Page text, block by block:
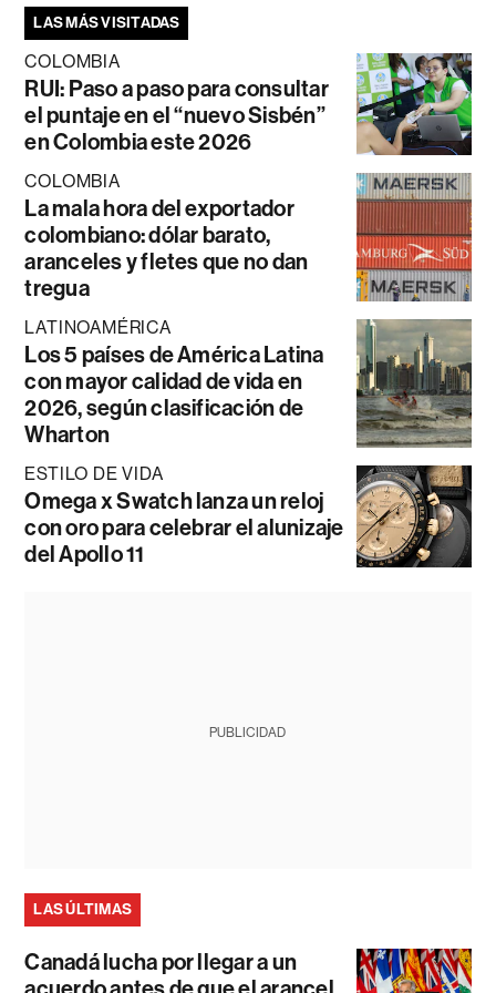
LAS MÁS VISITADAS
COLOMBIA
RUI: Paso a paso para consultar
el puntaje en el “nuevo Sisbén”
en Colombia este 2026
COLOMBIA
La mala hora del exportador
colombiano: dólar barato,
aranceles y fletes que no dan
tregua
LATINOAMÉRICA
Los 5 países de América Latina
con mayor calidad de vida en
2026, según clasificación de
Wharton
ESTILO DE VIDA
Omega x Swatch lanza un reloj
con oro para celebrar el alunizaje
del Apollo 11
PUBLICIDAD
LAS ÚLTIMAS
Canadá lucha por llegar a un